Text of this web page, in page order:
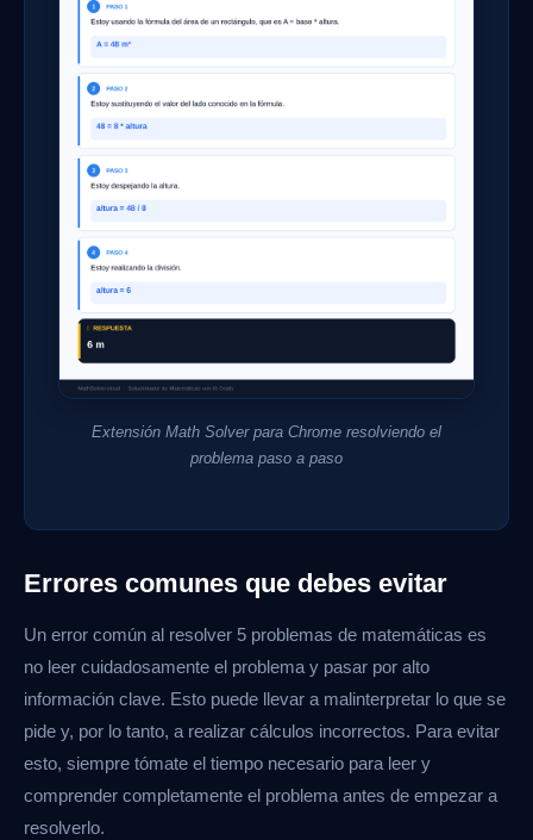
Extensión Math Solver para Chrome resolviendo el
problema paso a paso
Errores comunes que debes evitar
Un error común al resolver 5 problemas de matemáticas es
no leer cuidadosamente el problema y pasar por alto
información clave. Esto puede llevar a malinterpretar lo que se
pide y, por lo tanto, a realizar cálculos incorrectos. Para evitar
esto, siempre tómate el tiempo necesario para leer y
comprender completamente el problema antes de empezar a
resolverlo.